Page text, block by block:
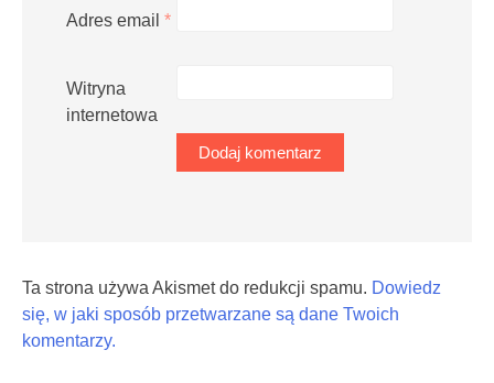
Adres email *
Witryna
internetowa
Ta strona używa Akismet do redukcji spamu. Dowiedz
się, w jaki sposób przetwarzane są dane Twoich
komentarzy.